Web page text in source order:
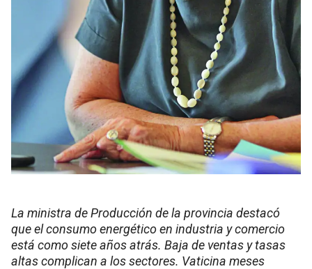
La ministra de Producción de la provincia destacó
que el consumo energético en industria y comercio
está como siete años atrás. Baja de ventas y tasas
altas complican a los sectores. Vaticina meses